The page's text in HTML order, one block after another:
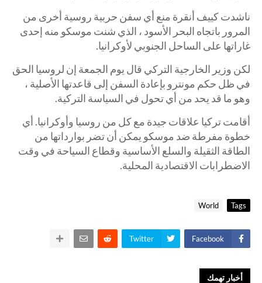
ناشدت كييف أنقرة منع أي سفن حربية روسية أخرى من
المرور باتجاه البحر الأسود ، الذي شنت موسكو منه إحدى
غاراتها على الساحل الجنوبي لأوكرانيا.
لكن وزير الخارجية التركي قال يوم الجمعة إن لروسيا الحق
في ظل حكم مونترو بإعادة السفن إلى قاعدتها الأصلية ،
وهو ما قد يحد من أي تحول في السياسة التركية.
أقامت تركيا علاقات جيدة مع كل من روسيا وأوكرانيا. أي
خطوة مفرطة ضد موسكو يمكن أن تضر بوارداتها من
الطاقة الثقيلة والسلع الأساسية وقطاع السياحة في وقت
الاضطرابات الاقتصادية المحلية.
Tags
World
Facebook
Twitter
أخبار تهمك